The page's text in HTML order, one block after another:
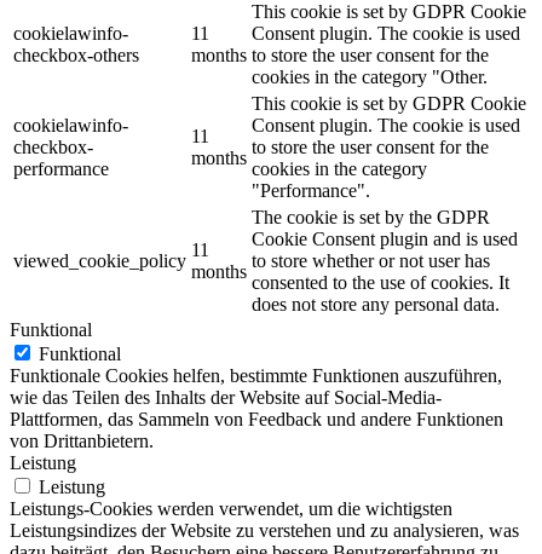
cookielawinfo-
checkbox-others
11
months
This cookie is set by GDPR Cookie
Consent plugin. The cookie is used
to store the user consent for the
cookies in the category "Other.
cookielawinfo-
checkbox-
performance
11
months
This cookie is set by GDPR Cookie
Consent plugin. The cookie is used
to store the user consent for the
cookies in the category
"Performance".
viewed_cookie_policy
11
months
The cookie is set by the GDPR
Cookie Consent plugin and is used
to store whether or not user has
consented to the use of cookies. It
does not store any personal data.
Funktional
Funktional
Funktionale Cookies helfen, bestimmte Funktionen auszuführen,
wie das Teilen des Inhalts der Website auf Social-Media-
Plattformen, das Sammeln von Feedback und andere Funktionen
von Drittanbietern.
Leistung
Leistung
Leistungs-Cookies werden verwendet, um die wichtigsten
Leistungsindizes der Website zu verstehen und zu analysieren, was